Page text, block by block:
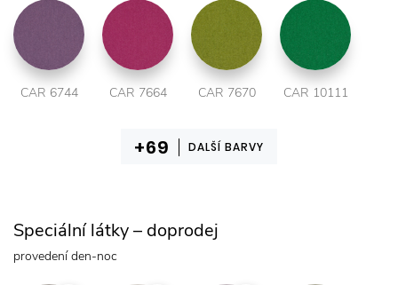
CAR 6744 CAR 7664 CAR 7670 CAR 10111
DALŠÍ BARVY
Speciální látky – doprodej
provedení den-noc